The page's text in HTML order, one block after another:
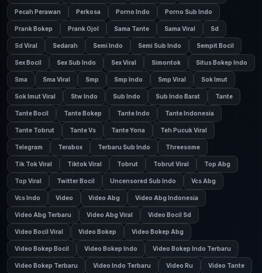
Pecah Perawan Perkosa Porno Indo Porno Sub Indo
Prank Bokep Prank Ojol Sama Tante Sama Viral Sd
Sd Viral Sedarah Semi Indo Semi Sub Indo Sempit Bocil
Sex Bocil Sex Sub Indo Sex Viral Simontok Situs Bokep Indo
Sma Sma Viral Smp Smp Indo Smp Viral Sok Imut
Sok Imut Viral Stw Indo Sub Indo Sub Indo Barat Tante
Tante Bocil Tante Bokep Tante Indo Tante Indonesia
Tante Tobrut Tante Vs Tante Yona Teh Pucuk Viral
Telegram Terabox Terbaru Sub Indo Threesome
Tik Tok Viral Tiktok Viral Tobrut Tobrut Viral Top Abg
Top Viral Twitter Bocil Uncensored Sub Indo Vcs Abg
Vcs Indo Video Video Abg Video Abg Indonesia
Video Abg Terbaru Video Abg Viral Video Bocil Sd
Video Bocil Viral Video Bokep Video Bokep Abg
Video Bokep Bocil Video Bokep Indo Video Bokep Indo Terbaru
Video Bokep Terbaru Video Indo Terbaru Video Ru Video Tante